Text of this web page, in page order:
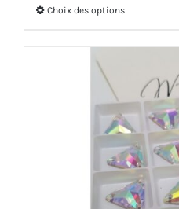
Choix des optionsCe
plusieurs
variations.
Les
options
peuvent
être